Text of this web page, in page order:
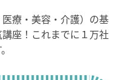
療・美容・介護）の基
座！これまでに１万社